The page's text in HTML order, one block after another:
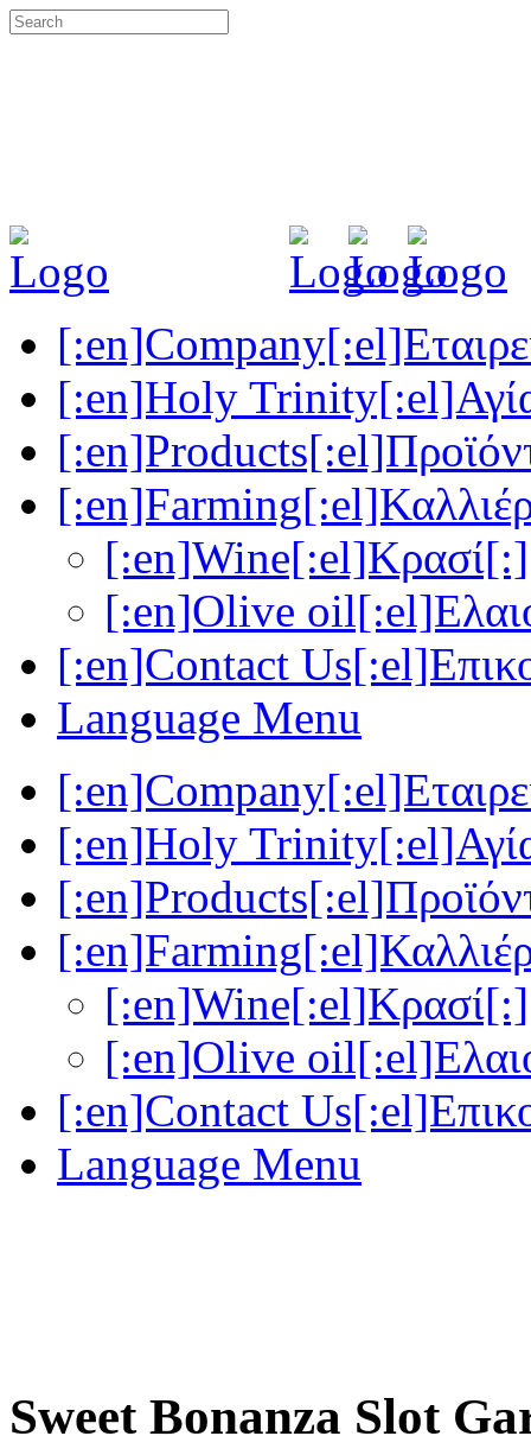
[:en]Holy
[:en]Wine[:el]Κρασί[:]
[:en]Olive
[:en]Contact
Language Menu
[:en]Holy
[:en]Wine[:el]Κρασί[:]
[:en]Olive
[:en]Contact
Language Menu
Sweet Bonanza Slot